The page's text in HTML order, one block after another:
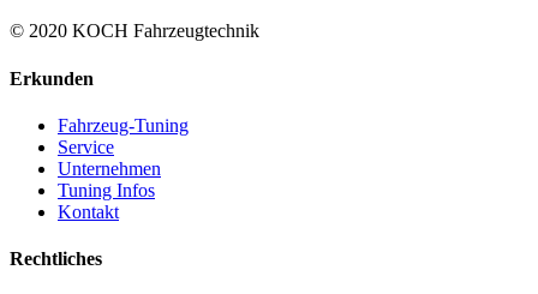
© 2020 KOCH Fahrzeugtechnik
Erkunden
Fahrzeug-Tuning
Service
Unternehmen
Tuning Infos
Kontakt
Rechtliches